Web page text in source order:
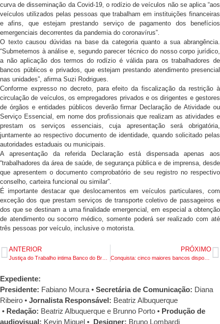
curva de disseminação da Covid-19, o rodízio de veículos não se aplica “aos
veículos utilizados pelas pessoas que trabalham em instituições financeiras
e afins, que estejam prestando serviço de pagamento dos benefícios
emergenciais decorrentes da pandemia do coronavírus”.
O texto causou dúvidas na base da categoria quanto a sua abrangência.
“Submetemos à análise e, segundo parecer técnico do nosso corpo jurídico,
a não aplicação dos termos do rodízio é válida para os trabalhadores de
bancos públicos e privados, que estejam prestando atendimento presencial
nas unidades”, afirma Suzi Rodrigues.
Conforme expresso no decreto, para efeito da fiscalização da restrição à
circulação de veículos, os empregadores privados e os dirigentes e gestores
de órgãos e entidades públicos deverão firmar Declaração de Atividade ou
Serviço Essencial, em nome dos profissionais que realizam as atividades e
prestam os serviços essenciais, cuja apresentação será obrigatória,
juntamente ao respectivo documento de identidade, quando solicitado pelas
autoridades estaduais ou municipais.
A apresentação da referida Declaração está dispensada apenas aos
“trabalhadores da área de saúde, de segurança pública e de imprensa, desde
que apresentem o documento comprobatório de seu registro no respectivo
conselho, carteira funcional ou similar”.
É importante destacar que deslocamentos em veículos particulares, com
exceção dos que prestam serviços de transporte coletivo de passageiros e
dos que se destinam a uma finalidade emergencial, em especial a obtenção
de atendimento ou socorro médico, somente poderá ser realizado com até
três pessoas por veículo, inclusive o motorista.
ANTERIOR PRÓXIMO
Conquista: cinco maiores bancos disponibilizam telemedicina e testes para bancários
Expediente:
Presidente: Fabiano Moura • Secretária de Comunicação: Diana
Ribeiro • Jornalista Responsável: Beatriz Albuquerque
• Redação: Beatriz Albuquerque e Brunno Porto • Produção de
audiovisual: Kevin Miguel • Designer: Bruno Lombardi